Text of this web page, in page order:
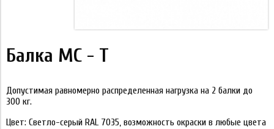
Балка МС - Т
Допустимая равномерно распределенная нагрузка на 2 балки до
300 кг.
Цвет: Светло-серый RAL 7035, возможность окраски в любые цвета